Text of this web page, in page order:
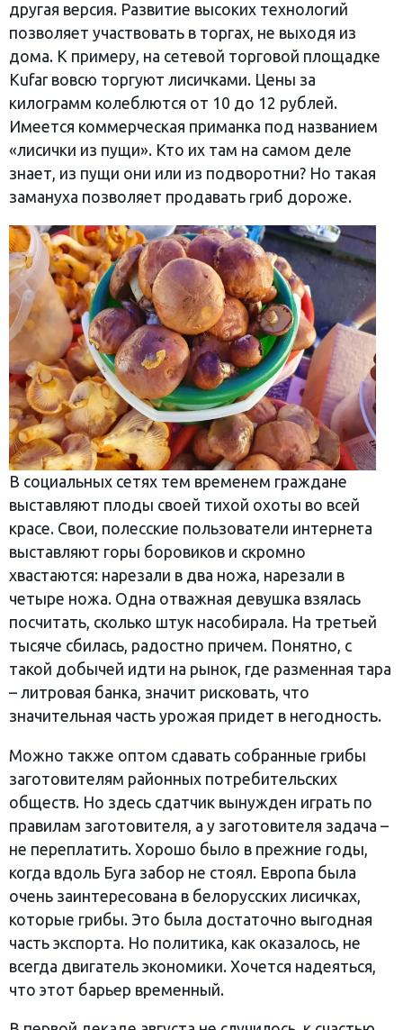
другая версия. Развитие высоких технологий
позволяет участвовать в торгах, не выходя из
дома. К примеру, на сетевой торговой площадке
Kufar вовсю торгуют лисичками. Цены за
килограмм колеблются от 10 до 12 рублей.
Имеется коммерческая приманка под названием
«лисички из пущи». Кто их там на самом деле
знает, из пущи они или из подворотни? Но такая
замануха позволяет продавать гриб дороже.
В социальных сетях тем временем граждане
выставляют плоды своей тихой охоты во всей
красе. Свои, полесские пользователи интернета
выставляют горы боровиков и скромно
хвастаются: нарезали в два ножа, нарезали в
четыре ножа. Одна отважная девушка взялась
посчитать, сколько штук насобирала. На третьей
тысяче сбилась, радостно причем. Понятно, с
такой добычей идти на рынок, где разменная тара
– литровая банка, значит рисковать, что
значительная часть урожая придет в негодность.
Можно также оптом сдавать собранные грибы
заготовителям районных потребительских
обществ. Но здесь сдатчик вынужден играть по
правилам заготовителя, а у заготовителя задача –
не переплатить. Хорошо было в прежние годы,
когда вдоль Буга забор не стоял. Европа была
очень заинтересована в белорусских лисичках,
которые грибы. Это была достаточно выгодная
часть экспорта. Но политика, как оказалось, не
всегда двигатель экономики. Хочется надеяться,
что этот барьер временный.